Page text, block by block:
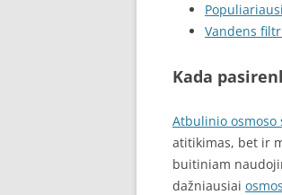
Vandens
Kada
Atbulinio osmoso
atitikimas, bet ir
buitiniam
dažniausiai